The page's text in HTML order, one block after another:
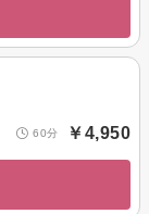
60分 ￥4,950